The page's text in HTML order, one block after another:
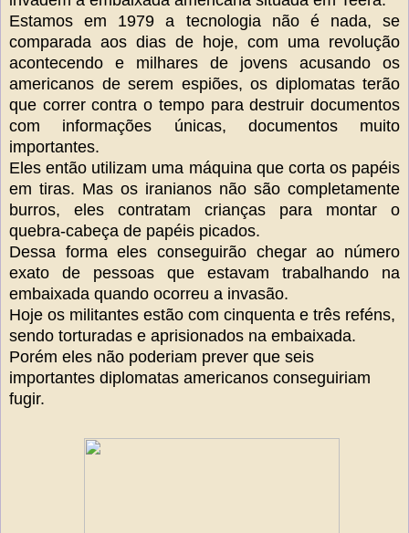
Estamos em 1979 a tecnologia não é nada, se
comparada aos dias de hoje, com uma revolução
acontecendo e milhares de jovens acusando os
americanos de serem espiões, os diplomatas terão
que correr contra o tempo para destruir documentos
com informações únicas, documentos muito
importantes.
Eles então utilizam uma máquina que corta os papéis
em tiras. Mas os iranianos não são completamente
burros, eles contratam crianças para montar o
quebra-cabeça de papéis picados.
Dessa forma eles conseguirão chegar ao número
exato de pessoas que estavam trabalhando na
embaixada quando ocorreu a invasão.
Hoje os militantes estão com cinquenta e três reféns,
sendo torturadas e aprisionados na embaixada.
Porém eles não poderiam prever que seis
importantes diplomatas americanos conseguiriam
fugir.